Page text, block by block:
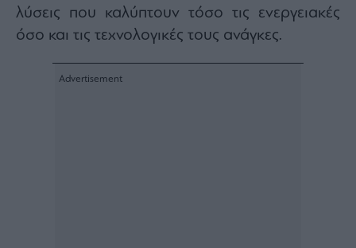
λύσεις που καλύπτουν τόσο τις ενεργειακές
όσο και τις τεχνολογικές τους ανάγκες.